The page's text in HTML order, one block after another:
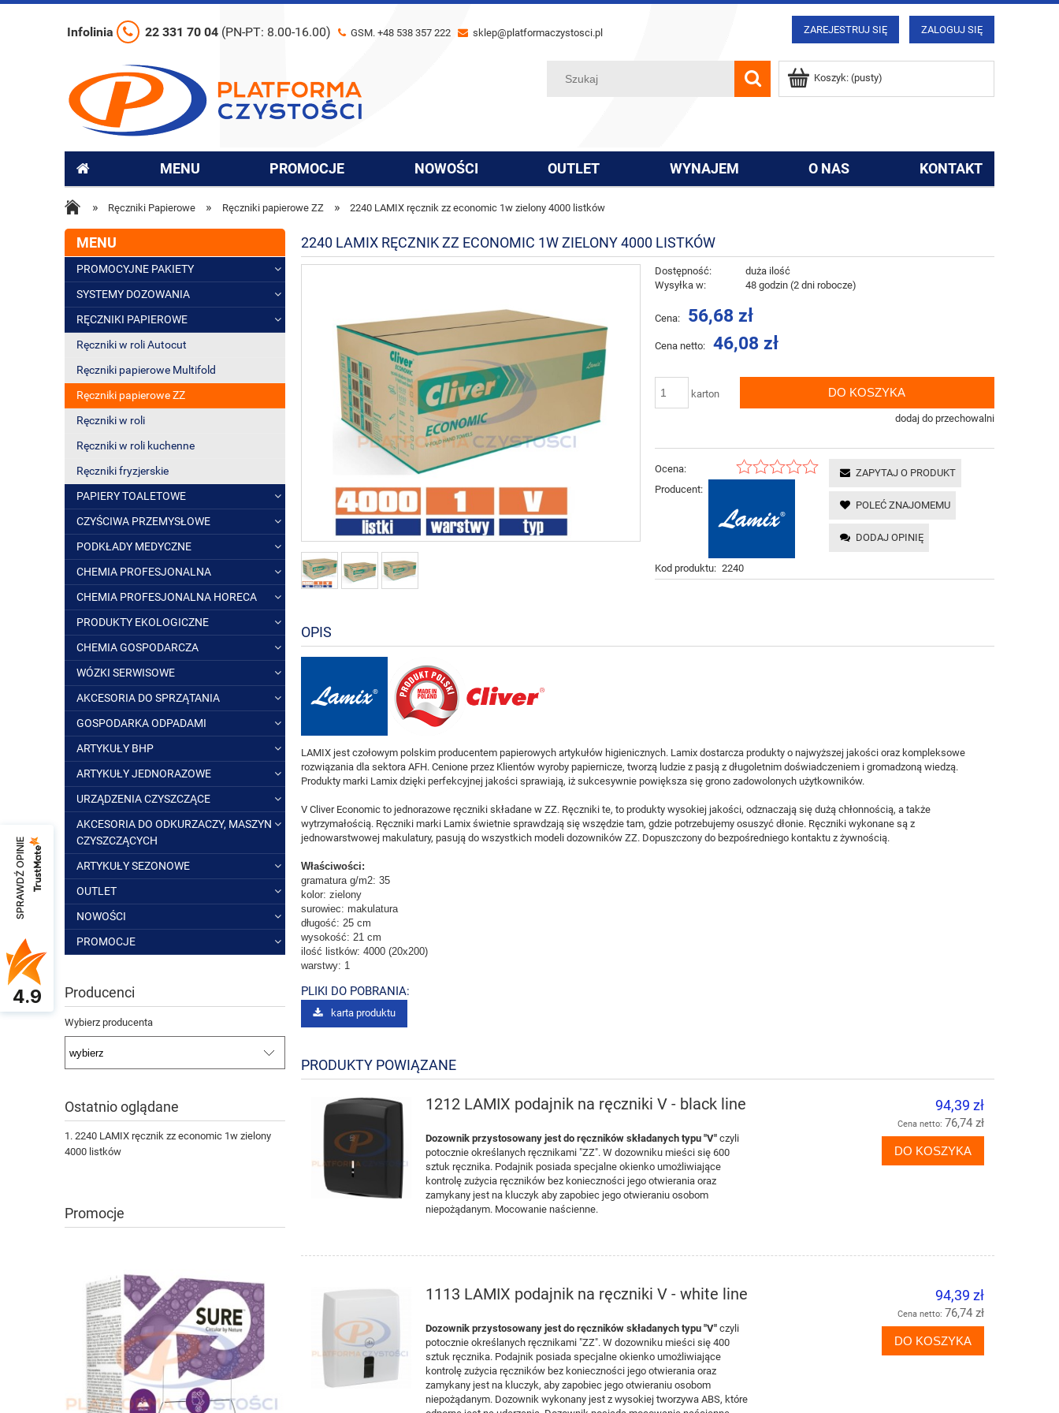
Infolinia 22 331 70 04 (PN-PT: 8.00-16.00) GSM. +48 538 357 222 sklep@platformaczystosci.pl ZAREJESTRUJ SIĘ ZALOGUJ SIĘ
Koszyk: (pusty)
MENU PROMOCJE NOWOŚCI OUTLET WYNAJEM O NAS KONTAKT
» Ręczniki Papierowe » Ręczniki papierowe ZZ » 2240 LAMIX ręcznik zz economic 1w zielony 4000 listków
MENU
PROMOCYJNE PAKIETY
SYSTEMY DOZOWANIA
RĘCZNIKI PAPIEROWE
Ręczniki w roli Autocut
Ręczniki papierowe Multifold
Ręczniki papierowe ZZ
Ręczniki w roli
Ręczniki w roli kuchenne
Ręczniki fryzjerskie
PAPIERY TOALETOWE
CZYŚCIWA PRZEMYSŁOWE
PODKŁADY MEDYCZNE
CHEMIA PROFESJONALNA
CHEMIA PROFESJONALNA HORECA
PRODUKTY EKOLOGICZNE
CHEMIA GOSPODARCZA
WÓZKI SERWISOWE
AKCESORIA DO SPRZĄTANIA
GOSPODARKA ODPADAMI
ARTYKUŁY BHP
ARTYKUŁY JEDNORAZOWE
URZĄDZENIA CZYSZCZĄCE
AKCESORIA DO ODKURZACZY, MASZYN
CZYSZCZĄCYCH
ARTYKUŁY SEZONOWE
OUTLET
NOWOŚCI
PROMOCJE
Producenci
Wybierz producenta
Ostatnio oglądane
2240 LAMIX ręcznik zz economic 1w zielony
4000 listków
Promocje
2240 LAMIX RĘCZNIK ZZ ECONOMIC 1W ZIELONY 4000 LISTKÓW
Dostępność:
duża ilość
Wysyłka w:
48 godzin (2 dni robocze)
Cena: 56,68 zł
Cena netto: 46,08 zł
karton DO KOSZYKA
dodaj do przechowalni
Ocena:
Producent:
Kod produktu: 2240
ZAPYTAJ O PRODUKT
POLEĆ ZNAJOMEMU
DODAJ OPINIĘ
OPIS
LAMIX jest czołowym polskim producentem papierowych artykułów higienicznych. Lamix dostarcza produkty o najwyższej jakości oraz kompleksowe
rozwiązania dla sektora AFH. Cenione przez Klientów wyroby papiernicze, tworzą ludzie z pasją z długoletnim doświadczeniem i gromadzoną wiedzą.
Produkty marki Lamix dzięki perfekcyjnej jakości sprawiają, iż sukcesywnie powiększa się grono zadowolonych użytkowników.
V Cliver Economic to jednorazowe ręczniki składane w ZZ. Ręczniki te, to produkty wysokiej jakości, odznaczają się dużą chłonnością, a także
wytrzymałością. Ręczniki marki Lamix świetnie sprawdzają się wszędzie tam, gdzie potrzebujemy osuszyć dłonie. Ręczniki wykonane są z
jednowarstwowej makulatury, pasują do wszystkich modeli dozowników ZZ. Dopuszczony do bezpośredniego kontaktu z żywnością.
Właściwości:
gramatura g/m2: 35
kolor: zielony
surowiec: makulatura
długość: 25 cm
wysokość: 21 cm
ilość listków: 4000 (20x200)
warstwy: 1
PLIKI DO POBRANIA:
karta produktu
PRODUKTY POWIĄZANE
1212 LAMIX podajnik na ręczniki V - black line
Dozownik przystosowany jest do ręczników składanych typu "V"czyli
potocznie określanych ręcznikami "ZZ". W dozowniku mieści się 600
sztuk ręcznika. Podajnik posiada specjalne okienko umożliwiające
kontrolę zużycia ręczników bez konieczności jego otwierania oraz
zamykany jest na kluczyk aby zapobiec jego otwieraniu osobom
niepożądanym. Mocowanie naścienne.
94,39 zł
Cena netto: 76,74 zł
DO KOSZYKA
1113 LAMIX podajnik na ręczniki V - white line
Dozownik przystosowany jest do ręczników składanych typu "V"czyli
potocznie określanych ręcznikami "ZZ". W dozowniku mieści się 400
sztuk ręcznika. Podajnik posiada specjalne okienko umożliwiające
kontrolę zużycia ręczników bez konieczności jego otwierania oraz
zamykany jest na kluczyk, aby zapobiec jego otwieraniu osobom
niepożądanym. Dozownik wykonany jest z wysokiej tworzywa ABS, które
94,39 zł
Cena netto: 76,74 zł
DO KOSZYKA
SPRAWDŹ OPINIE
4.9